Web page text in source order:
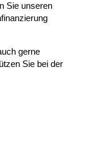
Sie unseren
gerne
Sie bei der